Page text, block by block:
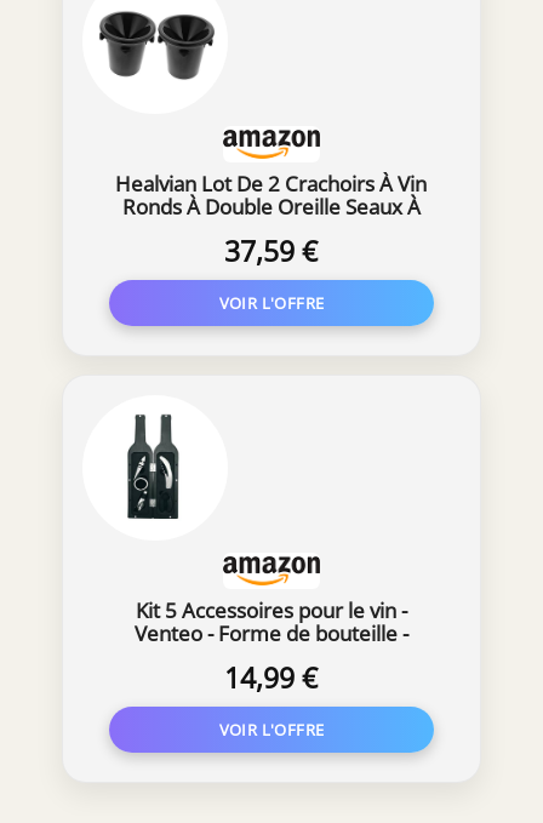
Healvian Lot De 2 Crachoirs À Vin
Ronds À Double Oreille Seaux À
Pour Dégustation De Vin Cave
Boutique Œnologique Bar Et Maison
37,59 €
Kit 5 Accessoires pour le vin -
Venteo - Forme de bouteille -
Bouchon - Anneau anti-gouttes -
Tirebouchon - Coupe capsule
14,99 €